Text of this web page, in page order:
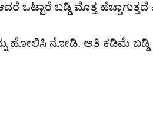
ಬಡ್ಡಿ ಮೊತ್ತ ಹೆಚ್ಚಾಗುತ್ತದೆ
ಹೋಲಿಸಿ ನೋಡಿ. ಅತಿ ಕಡಿಮೆ ಬಡ್ಡಿ